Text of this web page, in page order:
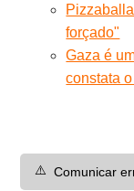
forçado"
Gaza é
constata
⚠️ Comunicar